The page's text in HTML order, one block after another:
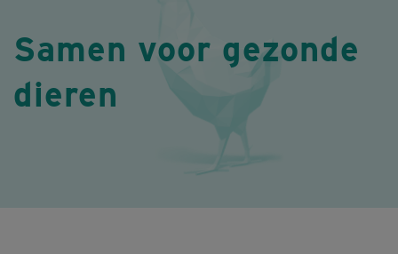
Samen voor gezonde
dieren